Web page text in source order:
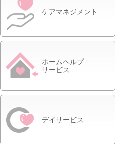
ケアマネジメント
ホームヘルプ
サービス
デイサービス